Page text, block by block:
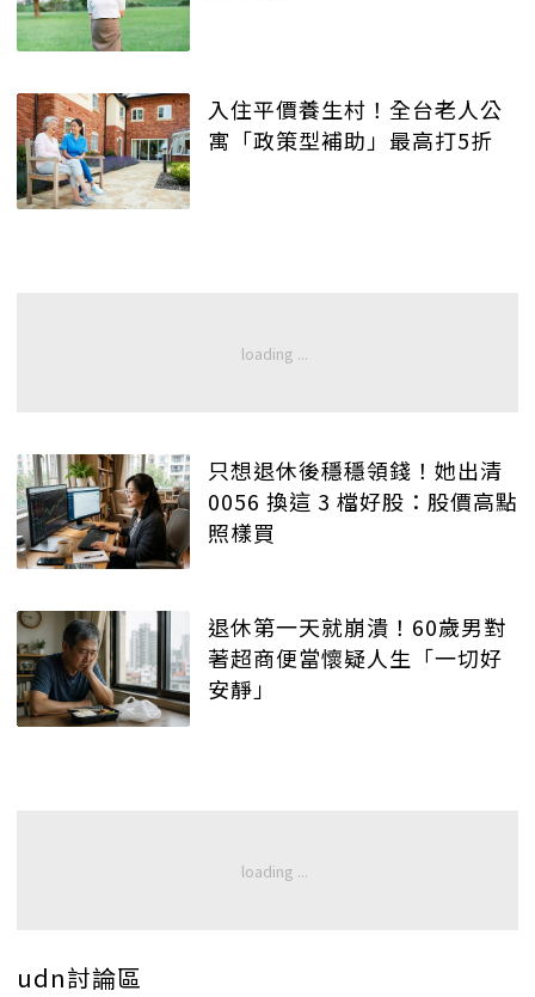
入住平價養生村！全台老人公
寓「政策型補助」最高打5折
只想退休後穩穩領錢！她出清
0056 換這 3 檔好股：股價高點
照樣買
退休第一天就崩潰！60歲男對
著超商便當懷疑人生「一切好
安靜」
udn討論區